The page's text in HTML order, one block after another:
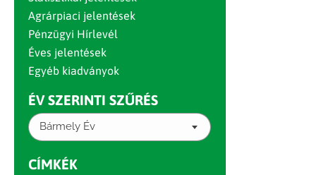
Agrárpiaci jelentések
Pénzügyi Hírlevél
Éves jelentések
Egyéb kiadványok
ÉV SZERINTI SZŰRÉS
Bármely Év
CÍMKÉK